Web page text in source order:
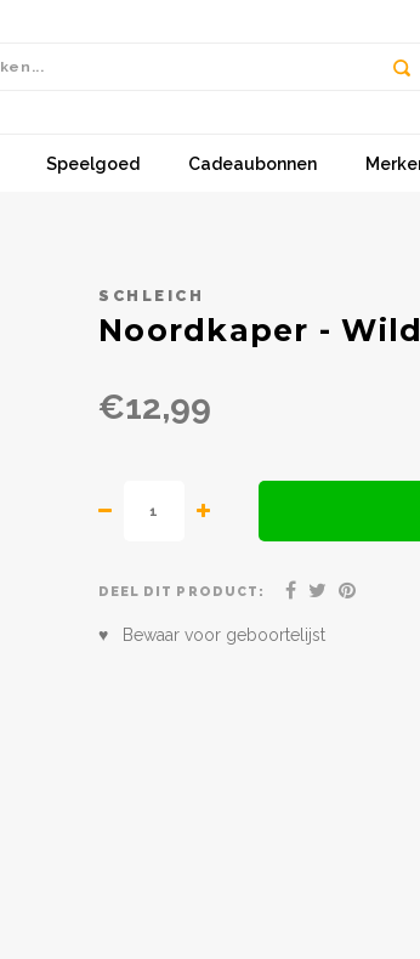
Speelgoed Cadeaubonnen
SCHLEICH
Noordkaper -
€12,99
DEEL DIT PRODUCT:
♥ Bewaar voor geboortelijst